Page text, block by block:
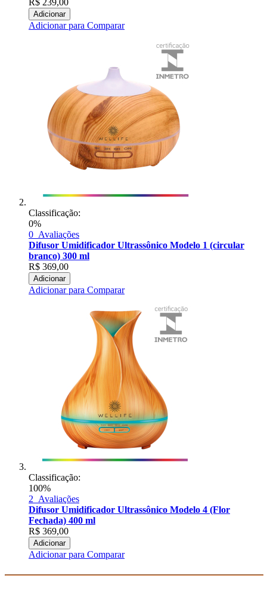
R$ 239,00
Adicionar
Adicionar para Comparar
Classificação:
0%
0 Avaliações
Difusor Umidificador Ultrassônico Modelo 1 (circular
branco) 300 ml
R$ 369,00
Adicionar
Adicionar para Comparar
Classificação:
100%
2 Avaliações
Difusor Umidificador Ultrassônico Modelo 4 (Flor
Fechada) 400 ml
R$ 369,00
Adicionar
Adicionar para Comparar